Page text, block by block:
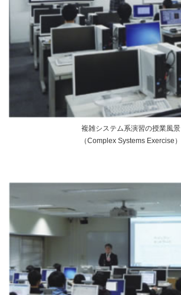
複雑システム系演習の授業風景
（Complex Systems Exercise）